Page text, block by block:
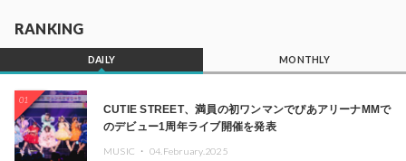
RANKING
DAILY MONTHLY
01
CUTIE STREET、満員の初ワンマンでぴあアリーナMMで
のデビュー1周年ライブ開催を発表
MUSIC ・ 04.February.2025